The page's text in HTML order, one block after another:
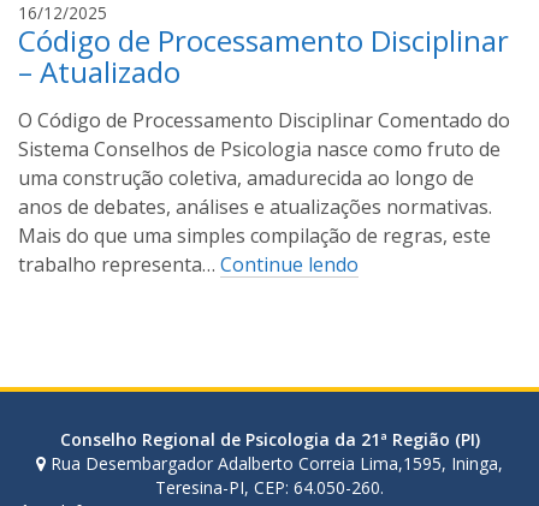
16/12/2025
a
p
h
a
e
l
O
l
i
v
a
Código de Processamento Disciplinar
– Atualizado
O Código de Processamento Disciplinar Comentado do
Sistema Conselhos de Psicologia nasce como fruto de
uma construção coletiva, amadurecida ao longo de
anos de debates, análises e atualizações normativas.
Mais do que uma simples compilação de regras, este
trabalho representa… Continue lendo
Conselho Regional de Psicologia da 21ª Região (PI)
Rua Desembargador Adalberto Correia Lima,1595, Ininga,
Teresina-PI, CEP: 64.050-260.